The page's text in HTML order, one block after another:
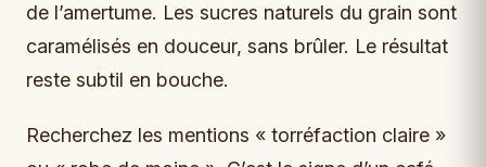
de l’amertume. Les sucres naturels du grain sont
caramélisés en douceur, sans brûler. Le résultat
reste subtil en bouche.
Recherchez les mentions « torréfaction claire »